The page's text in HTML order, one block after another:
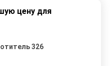
цену для
326